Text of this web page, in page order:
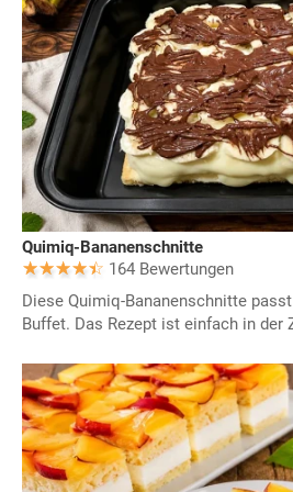
Quimiq-Bananenschnitte
164 Bewertungen
Diese Quimiq-Bananenschnitte
Buffet. Das Rezept ist einfach in der